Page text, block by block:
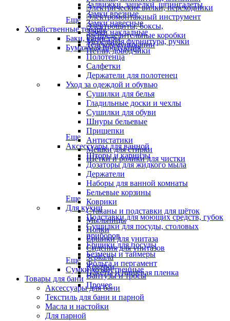
Электрические вилки, переходники
Электромонтажный инструмент
Электрощиты, боксы,
распределительные коробки
Телекоммуникации
Задвижки, защелки, шпингалеты
Замки врезные
Замки навесные
Замки накладные
Мебельная фурнитура, ручки
Петли, доводчики
Еще
Хозяйственные товары
Баки, канистры
Бумажная продукция
Полотенца
Салфетки
Держатели для полотенец
Уход за одеждой и обувью
Сушилки для белья
Гладильные доски и чехлы
Сушилки для обуви
Шнуры бельевые
Прищепки
Антистатики
Мешки для стирки
Щётки и ролики для чистки
Еще
Аксессуары для ванной
Шторы и карнизы
Дозаторы для жидкого мыла
Держатели
Наборы для ванной комнаты
Бельевые корзины
Коврики
Стаканы и подставки для щёток
Мыльницы
Полки
Ёршики для унитаза
Сидения для унитазов
Зеркала
Крючки
Вантузы и тросы
Прочее
Еще
Для кухни
Подставки для моющих средств, губок
Сушилки для посуды, столовых
приборов
Ёршики для посуды
Безмены и таймеры
Фольга и пергамент
Пакеты и пищевая пленка
Еще
Сумки хозяйственные
Товары для бани
Аксессуары для бани
Текстиль для бани и парной
Масла и настойки
Для парной